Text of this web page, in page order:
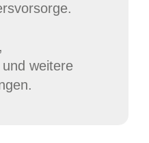
weitere